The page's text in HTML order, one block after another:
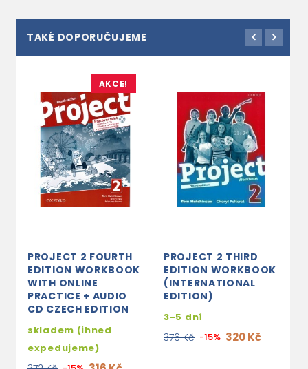
TAKÉ DOPORUČUJEME
AKCE!
PROJECT 2 FOURTH
EDITION WORKBOOK
WITH ONLINE
PRACTICE + AUDIO
CD CZECH EDITION
skladem (ihned
expedujeme)
PROJECT 2 THIRD
EDITION WORKBOOK
(INTERNATIONAL
EDITION)
3-5 dní
376 Kč -15% 320 Kč